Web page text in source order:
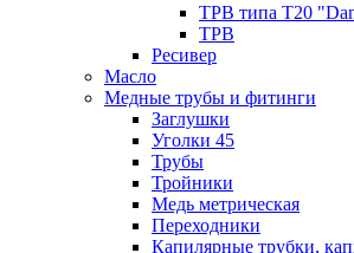
ТРВ типа Т20
ТРВ
Ресивер
Масло
Медные трубы и фитинги
Заглушки
Уголки 45
Трубы
Тройники
Медь метрическая
Переходники
Капилярные трубки,